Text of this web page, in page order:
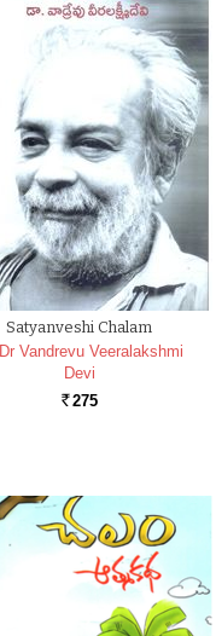
Satyanveshi Chalam
Dr Vandrevu Veeralakshmi
Devi
Rs. 275